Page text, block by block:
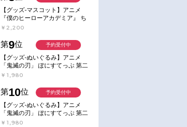
【グッズ-マスコット】アニメ
『僕のヒーローアカデミア』 ち
みけもますこっと 7.轟凍焦
￥2,200
第9位
【グッズ-ぬいぐるみ】アニメ
「鬼滅の刃」 ぽにすてっぷ 第二
弾 不死川 玄弥
￥1,980
予約受付中
第10位
【グッズ-ぬいぐるみ】アニメ
「鬼滅の刃」 ぽにすてっぷ 第二
弾 冨岡 義勇
￥1,980
予約受付中